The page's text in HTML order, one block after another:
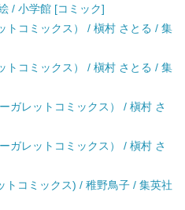
/ 小学館 [コミック]
トコミックス） / 槇村 さとる / 集
トコミックス） / 槇村 さとる / 集
ガレットコミックス） / 槇村 さ
ガレットコミックス） / 槇村 さ
トコミックス) / 稚野鳥子 / 集英社